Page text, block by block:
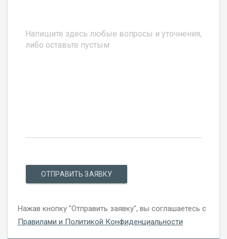
ОТПРАВИТЬ ЗАЯВКУ
Нажав кнопку "Отправить заявку", вы соглашаетесь с
Правилами и Политикой Конфиденциальности